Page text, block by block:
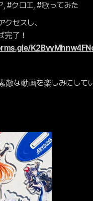
#クロエ, #歌ってみた
セスし、
完了！
敵な動画を楽しみにして